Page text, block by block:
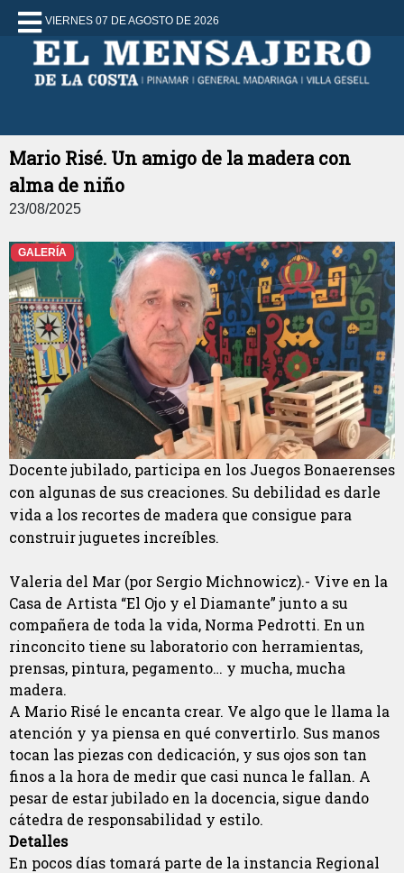
VIERNES 07 DE AGOSTO DE 2026
Mario Risé. Un amigo de la madera con
alma de niño
23/08/2025
GALERÍA
Docente jubilado, participa en los Juegos Bonaerenses
con algunas de sus creaciones. Su debilidad es darle
vida a los recortes de madera que consigue para
construir juguetes increíbles.
Valeria del Mar (por Sergio Michnowicz).- Vive en la
Casa de Artista “El Ojo y el Diamante” junto a su
compañera de toda la vida, Norma Pedrotti. En un
rinconcito tiene su laboratorio con herramientas,
prensas, pintura, pegamento… y mucha, mucha
madera.
A Mario Risé le encanta crear. Ve algo que le llama la
atención y ya piensa en qué convertirlo. Sus manos
tocan las piezas con dedicación, y sus ojos son tan
finos a la hora de medir que casi nunca le fallan. A
pesar de estar jubilado en la docencia, sigue dando
cátedra de responsabilidad y estilo.
Detalles
En pocos días tomará parte de la instancia Regional